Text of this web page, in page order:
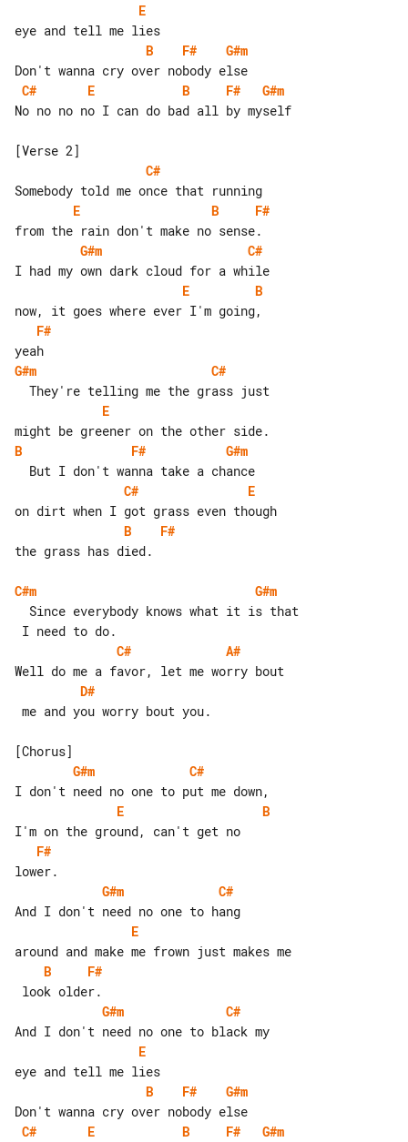
E
B
F#
G#m
C#
E B F#
G#m
No no no no I can do bad all by myself
C#
E
B
F#
G#m
C#
E
B
F#
G#m
C#
E
B
F#
G#m
C#
E
B
F#
the grass has died.
C#m
G#m
C#
A#
D#
G#m
C#
E
B
F#
G#m
C#
E
B
F#
G#m
C#
E
B
F#
G#m
C#
E B F# G#m